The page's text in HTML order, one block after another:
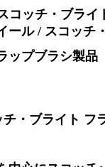
ッチ・ブライ
ール / スコッチ
ップブラシ製品
チ・ブライト フ